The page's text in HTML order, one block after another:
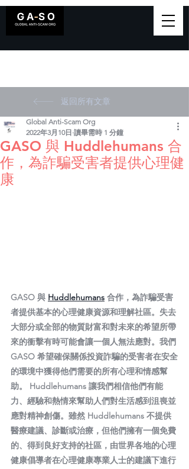
返回所有文章
GASO 與 Huddlehumans 合
作，為詐騙受害者提供心理健
康
Global Anti-Scam Org
2022年3月10日 讀畢需時 1 分鐘
GASO 與 Huddlehumans 合作，為詐騙受害
者提供基本的心理健康資源和理解社區。失去
大部分或全部的物質財富和對未來的希望所帶
來的衝擊有時可能會讓一個人無法應對。我們
GASO 希望確保關係投資詐騙的受害者在安全
的環境中獲得他們需要的所有心理和情感幫
助。 Huddlehumans 讓我們相信他們有能
力、經驗和熱情來幫助人們對生活感到沮喪並
應對精神創傷。雖然 Huddlehumans 不提供
醫療建議、診斷或治療，但他們擁有一個免費
的、得到良好支持的社區，由世界各地的心理
健康倡導者在心理健康專業人士的建議下進行